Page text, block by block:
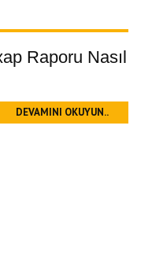
Raporu Nasıl
DEVAMINI OKUYUN..